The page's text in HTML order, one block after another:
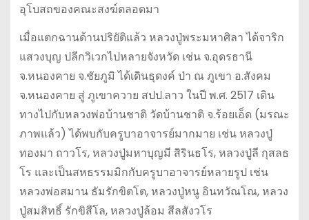
อุโบสถของคณะสงฆ์ตลอดมา
เมื่อแตกฉานด้านปริยัติแล้ว หลวงปู่พระมหาศิลา ได้จาริก
แสวงบุญ ปลีกวิเวกไปหลายจังหวัด เช่น จ.อุดรธานี
จ.หนองคาย จ.ชัยภูมิ ได้เดินธุดงค์ ป่า ณ ภูเขา อ.สังคม
จ.หนองคาย สู่ ภูเขาควาย สปป.ลาว ในปี พ.ศ. 2517 เดิน
ทางไปกับหลวงพ่อบ้านชาติ วัดบ้านชาติ จ.ร้อยเอ็ด (มรณะ
ภาพแล้ว) ได้พบกับครูบาอาจารย์มากมาย เช่น หลวงปู่
ทองมา ถาวโร, หลวงปู่มหาบุญมี สิรินธโร, หลวงปู่ลี กุสลธ
โร และเป็นสหธรรมมิกกับครูบาอาจารย์หลายรูป เช่น
หลวงพ่อสมาน ธัมรักขิตโต, หลวงปู่หนู อินทวัณโณ, หลวง
ปู่สมสิทธิ์ รักขิสีโล, หลวงปู่ล้อม สีลสังวโร